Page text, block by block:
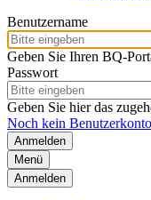
Benutzername
Geben Sie Ihren BQ-
Passwort
Geben Sie hier das
Noch kein
Menü
Anmelden